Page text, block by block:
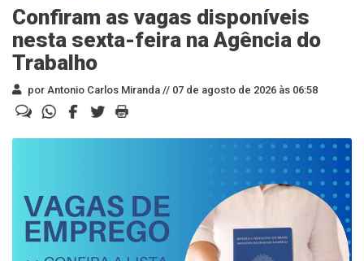
Confiram as vagas disponíveis
nesta sexta-feira na Agência do
Trabalho
por Antonio Carlos Miranda // 07 de agosto de 2026 às 06:58